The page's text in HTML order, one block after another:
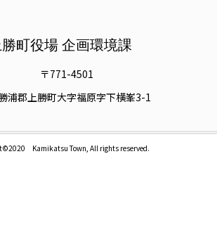
勝町役場 企画環境課
〒771-4501
浦郡上勝町大字福原字下横峯3-1
Kamikatsu Town, All rights reserved.